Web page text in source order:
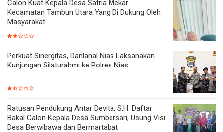
Calon Kuat Kepala Desa Satria Mekar
Kecamatan Tambun Utara Yang Di Dukung Oleh
Masyarakat
Perkuat Sinergitas, Danlanal Nias Laksanakan
Kunjungan Silaturahmi ke Polres Nias
Ratusan Pendukung Antar Devita, S.H. Daftar
Bakal Calon Kepala Desa Sumbersari, Usung Visi
Desa Berwibawa dan Bermartabat